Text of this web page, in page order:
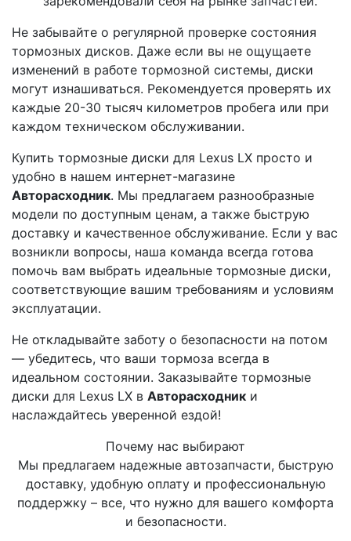
Не забывайте о регулярной проверке состояния
тормозных дисков. Даже если вы не ощущаете
изменений в работе тормозной системы, диски
могут изнашиваться. Рекомендуется проверять их
каждые 20-30 тысяч километров пробега или при
каждом техническом обслуживании.
Купить тормозные диски для Lexus LX просто и
удобно в нашем интернет-магазине
Авторасходник. Мы предлагаем разнообразные
модели по доступным ценам, а также быструю
доставку и качественное обслуживание. Если у вас
возникли вопросы, наша команда всегда готова
помочь вам выбрать идеальные тормозные диски,
соответствующие вашим требованиям и условиям
эксплуатации.
Не откладывайте заботу о безопасности на потом
— убедитесь, что ваши тормоза всегда в
идеальном состоянии. Заказывайте тормозные
диски для Lexus LX в Авторасходник и
наслаждайтесь уверенной ездой!
Почему нас выбирают
Мы предлагаем надежные автозапчасти, быструю
доставку, удобную оплату и профессиональную
поддержку – все, что нужно для вашего комфорта
и безопасности.